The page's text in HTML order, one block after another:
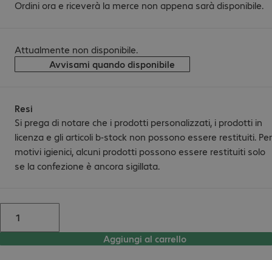
Ordini ora e riceverà la merce non appena sarà disponibile.
Attualmente non disponibile.
Avvisami quando disponibile
Resi
Si prega di notare che i prodotti personalizzati, i prodotti in
licenza e gli articoli b-stock non possono essere restituiti. Per
motivi igienici, alcuni prodotti possono essere restituiti solo
se la confezione è ancora sigillata.
Aggiungi al carrello